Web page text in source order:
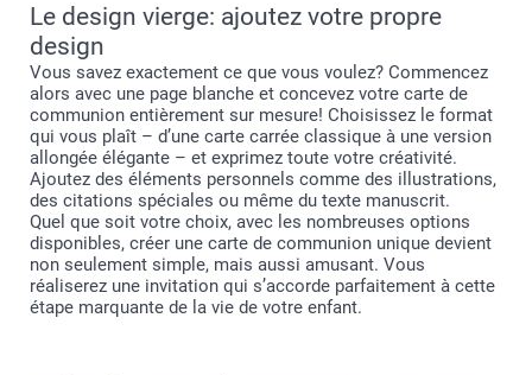
Le design vierge: ajoutez votre propre
design
Vous savez exactement ce que vous voulez? Commencez
alors avec une page blanche et concevez votre carte de
communion entièrement sur mesure! Choisissez le format
qui vous plaît – d’une carte carrée classique à une version
allongée élégante – et exprimez toute votre créativité.
Ajoutez des éléments personnels comme des illustrations,
des citations spéciales ou même du texte manuscrit.
Quel que soit votre choix, avec les nombreuses options
disponibles, créer une carte de communion unique devient
non seulement simple, mais aussi amusant. Vous
réaliserez une invitation qui s’accorde parfaitement à cette
étape marquante de la vie de votre enfant.